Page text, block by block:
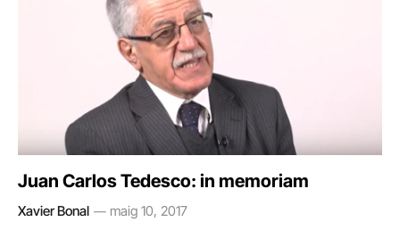
Juan Carlos Tedesco: in memoriam
Xavier Bonal maig 10, 2017